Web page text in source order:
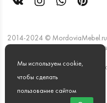
2014-2024 © MordoviaMebel.ru
права защищены. Доставка по
цены и информация не
РФ). Стоимость, наличие
уточнять в офисах продаж.
Мы используем cookie,
чтобы сделать
пользование сайтом